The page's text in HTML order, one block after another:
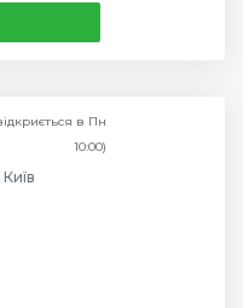
в Пн
10:00)